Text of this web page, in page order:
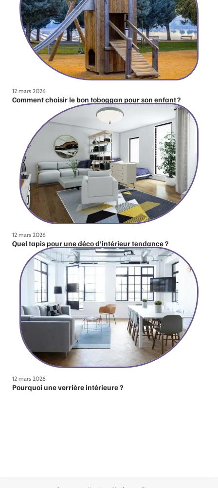
12 mars 2026
Comment choisir le bon toboggan pour son enfant ?
12 mars 2026
Quel tapis pour une déco d’intérieur tendance ?
12 mars 2026
Pourquoi une verrière intérieure ?